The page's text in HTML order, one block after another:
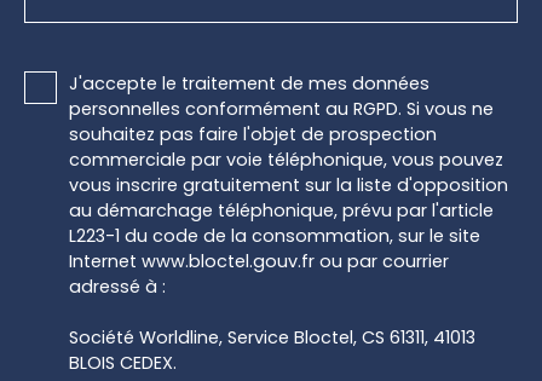
J'accepte le traitement de mes données
personnelles conformément au RGPD. Si vous ne
souhaitez pas faire l'objet de prospection
commerciale par voie téléphonique, vous pouvez
vous inscrire gratuitement sur la liste d'opposition
au démarchage téléphonique, prévu par l'article
L223-1 du code de la consommation, sur le site
Internet www.bloctel.gouv.fr ou par courrier
adressé à :
Société Worldline, Service Bloctel, CS 61311, 41013
BLOIS CEDEX.